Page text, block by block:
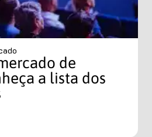
de
a lista dos